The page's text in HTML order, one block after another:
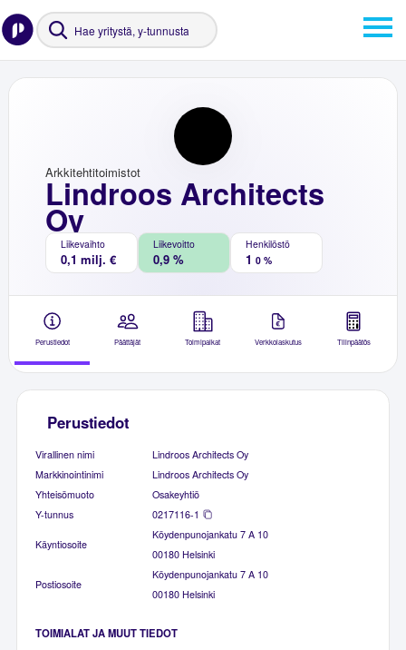
Lindroos Architects
Oy
Arkkitehtitoimistot
Liikevaihto
0,1 milj. €
Liikevoitto
0,9 %
Henkilöstö
1 0 %
Perustiedot Päättäjät Toimipaikat Verkkolaskutus Tilinpäätös
Perustiedot
Virallinen nimi
Lindroos Architects Oy
Markkinointinimi
Lindroos Architects Oy
Yhteisömuoto
Osakeyhtiö
Y-tunnus
0217116-1
Käyntiosoite
Köydenpunojankatu 7 A 10
00180 Helsinki
Postiosoite
Köydenpunojankatu 7 A 10
00180 Helsinki
TOIMIALAT JA MUUT TIEDOT